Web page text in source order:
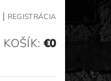
| REGISTRÁCIA
KOŠÍK: €0